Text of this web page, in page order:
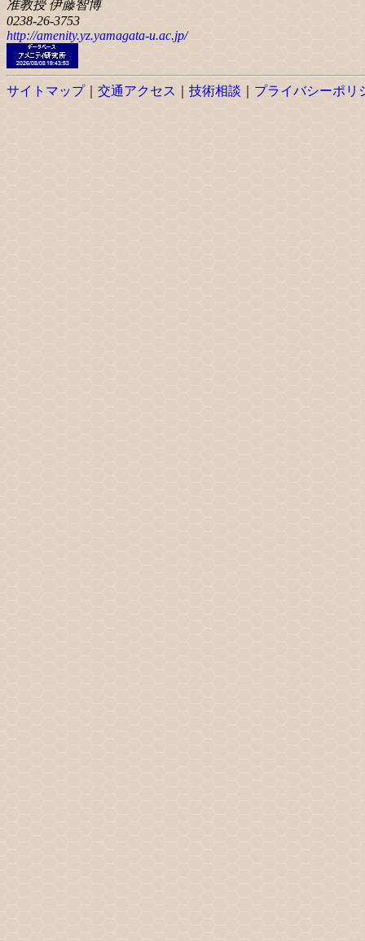
准教授 伊藤智博
0238-26-3753
http://amenity.yz.yamagata-u.ac.jp/
サイトマップ｜ 交通アクセス 技術相談 プライバシーポリ